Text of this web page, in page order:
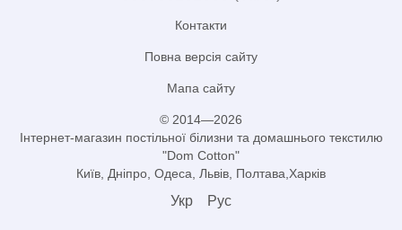
Контакти
Повна версія сайту
Мапа сайту
© 2014—2026
Інтернет-магазин постільної білизни та домашнього текстилю
"Dom Cotton"
Київ, Дніпро, Одеса, Львів, Полтава,Харків
Укр Рус